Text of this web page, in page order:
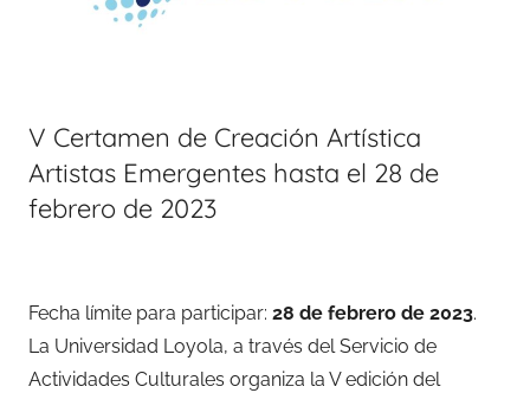
V Certamen de Creación Artística
Artistas Emergentes hasta el 28 de
febrero de 2023
Fecha límite para participar: 28 de febrero de 2023.
La Universidad Loyola, a través del Servicio de
Actividades Culturales organiza la V edición del